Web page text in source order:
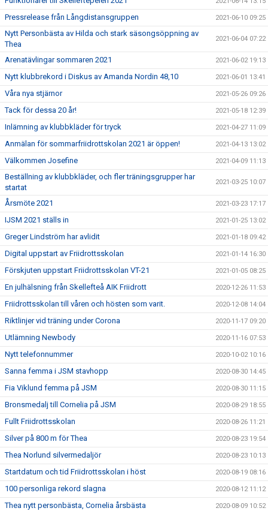
Pressrelease från Långdistansgruppen 2021-06-10 09:25
Nytt Personbästa av Hilda och stark säsongsöppning av
Thea
2021-06-04 07:22
Arenatävlingar sommaren 2021 2021-06-02 19:13
Nytt klubbrekord i Diskus av Amanda Nordin 48,10 2021-06-01 13:41
Våra nya stjärnor 2021-05-26 09:26
Tack för dessa 20 år! 2021-05-18 12:39
Inlämning av klubbkläder för tryck 2021-04-27 11:09
Anmälan för sommarfriidrottskolan 2021 är öppen! 2021-04-13 13:02
Välkommen Josefine 2021-04-09 11:13
Beställning av klubbkläder, och fler träningsgrupper har
startat
2021-03-25 10:07
Årsmöte 2021 2021-03-23 17:17
IJSM 2021 ställs in 2021-01-25 13:02
Greger Lindström har avlidit 2021-01-18 09:42
Digital uppstart av Friidrottsskolan 2021-01-14 16:30
Förskjuten uppstart Friidrottsskolan VT-21 2021-01-05 08:25
En julhälsning från Skellefteå AIK Friidrott 2020-12-26 11:53
Friidrottsskolan till våren och hösten som varit. 2020-12-08 14:04
Riktlinjer vid träning under Corona 2020-11-17 09:20
Utlämning Newbody 2020-11-16 07:53
Nytt telefonnummer 2020-10-02 10:16
Sanna femma i JSM stavhopp 2020-08-30 14:45
Fia Viklund femma på JSM 2020-08-30 11:15
Bronsmedalj till Cornelia på JSM 2020-08-29 18:55
Fullt Friidrottsskolan 2020-08-26 11:21
Silver på 800 m för Thea 2020-08-23 19:54
Thea Norlund silvermedaljör 2020-08-23 10:13
Startdatum och tid Friidrottsskolan i höst 2020-08-19 08:16
100 personliga rekord slagna 2020-08-12 11:12
Thea nytt personbästa, Cornelia årsbästa 2020-08-09 10:52